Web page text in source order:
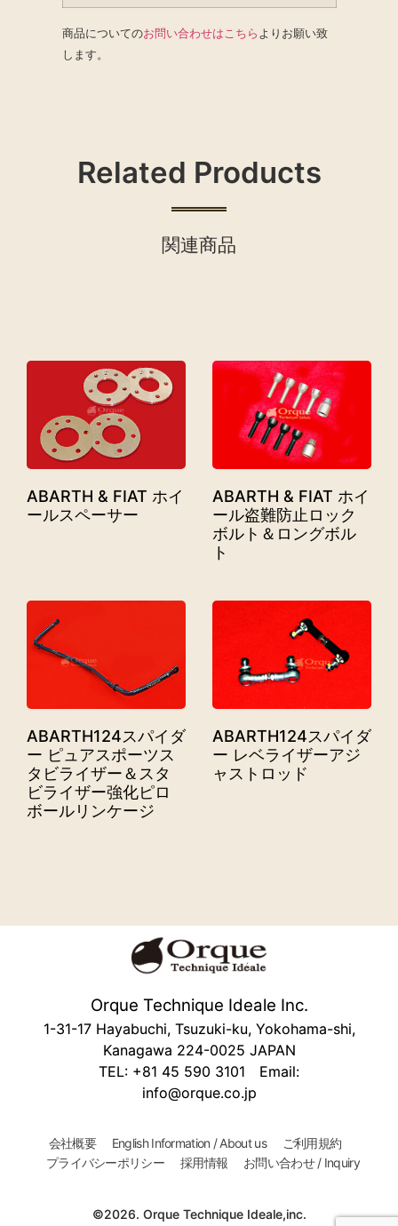
商品についてのお問い合わせはこちら よりお願い致
します。
Related Products
関連商品
ABARTH & FIAT ホイ
ールスペーサー
ABARTH & FIAT ホイ
ール盗難防止ロック
ボルト＆ロングボル
ト
ABARTH124スパイダ
ー ピュアスポーツス
タビライザー＆スタ
ビライザー強化ピロ
ボールリンケージ
ABARTH124スパイダ
ー レベライザーアジ
ャストロッド
Orque Technique Ideale Inc.
1-31-17 Hayabuchi, Tsuzuki-ku, Yokohama-shi,
Kanagawa 224-0025 JAPAN
TEL: +81 45 590 3101 Email:
info@orque.co.jp
会社概要 English Information / About us
ご利用規約
プライバシーポリシー
採用情報 お問い合わせ / Inquiry
©2026. Orque Technique Ideale,inc.